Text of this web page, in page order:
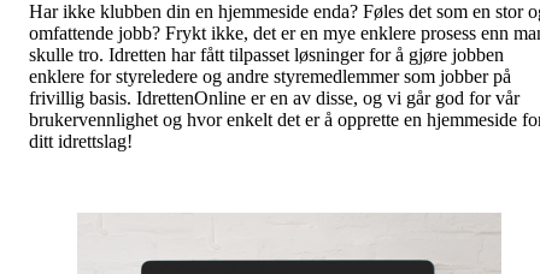
Har ikke klubben din en hjemmeside enda? Føles det som en stor
omfattende jobb? Frykt ikke, det er en mye enklere prosess enn
skulle tro. Idretten har fått tilpasset løsninger for å gjøre jobben
enklere for styreledere og andre styremedlemmer som jobber på
frivillig basis. IdrettenOnline er en av disse, og vi går god for vår
brukervennlighet og hvor enkelt det er å opprette en hjemmeside
ditt idrettslag!